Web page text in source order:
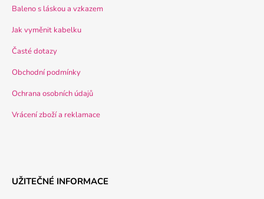
Baleno s láskou a vzkazem
Jak vyměnit kabelku
Časté dotazy
Obchodní podmínky
Ochrana osobních údajů
Vrácení zboží a reklamace
UŽITEČNÉ INFORMACE